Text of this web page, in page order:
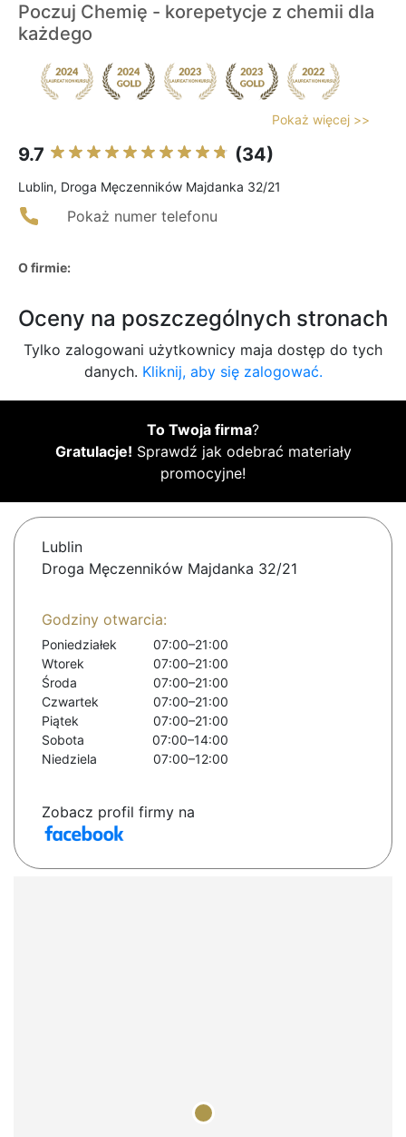
Poczuj Chemię - korepetycje z chemii dla
każdego
Pokaż więcej >>
9.7 (34)
Lublin, Droga Męczenników Majdanka 32/21
Pokaż numer telefonu
O firmie:
Oceny na poszczególnych stronach
Tylko zalogowani użytkownicy maja dostęp do tych
danych. Kliknij, aby się zalogować.
To Twoja firma?
Gratulacje! Sprawdź jak odebrać materiały
promocyjne!
Lublin
Droga Męczenników Majdanka 32/21
Godziny otwarcia:
Poniedziałek
07:00–21:00
Wtorek
07:00–21:00
Środa
07:00–21:00
Czwartek
07:00–21:00
Piątek
07:00–21:00
Sobota
07:00–14:00
Niedziela
07:00–12:00
Zobacz profil firmy na